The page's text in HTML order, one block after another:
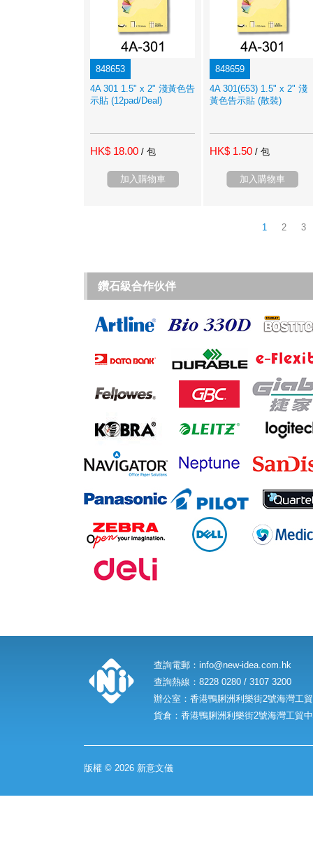
848653
4A 301 1.5" x 2" 淺黃色告
示貼 (12pad/Deal)
HK$ 18.00 / 包
加入購物車
848659
4A 301(653) 1.5" x 2" 淺
黃色告示貼 (散裝)
HK$ 1.50 / 包
加入購物車
1 2 3
鑽石級合作伙伴
查詢電郵： info@new-idea.com.hk
查詢熱線：8228 0280 / 3107 3200
辦公室：香港鴨脷洲利樂街2號海灣工
貨倉：香港鴨脷洲利樂街2號海灣工貿
版權 © 2026 新意文儀